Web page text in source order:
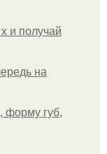
и получай
на
форму губ,